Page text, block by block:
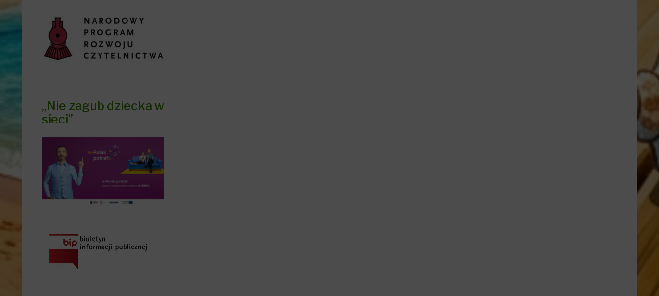
„Nie zagub dziecka w
sieci”